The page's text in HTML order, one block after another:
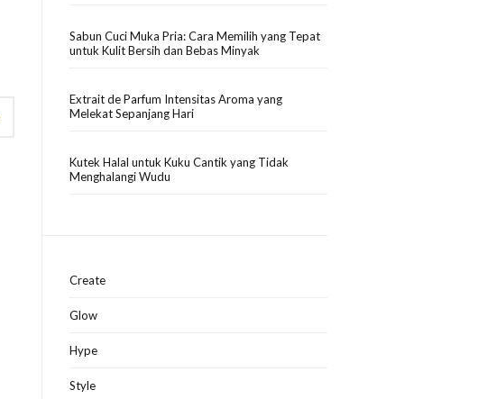
Sabun Cuci Muka Pria: Cara Memilih yang Tepat
untuk Kulit Bersih dan Bebas Minyak
Extrait de Parfum Intensitas Aroma yang
Melekat Sepanjang Hari
Kutek Halal untuk Kuku Cantik yang Tidak
Menghalangi Wudu
Create
Glow
Hype
Style